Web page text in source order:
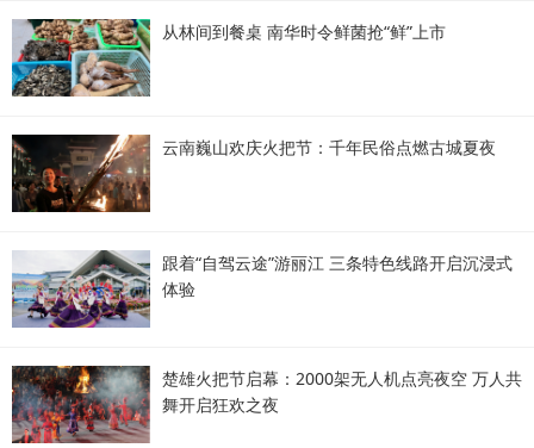
从林间到餐桌 南华时令鲜菌抢“鲜”上市
云南巍山欢庆火把节：千年民俗点燃古城夏夜
跟着“自驾云途”游丽江 三条特色线路开启沉浸式
体验
楚雄火把节启幕：2000架无人机点亮夜空 万人共
舞开启狂欢之夜